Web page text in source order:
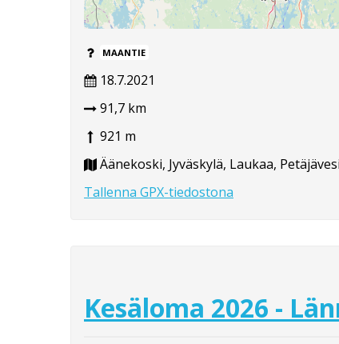
MAANTIE
18.7.2021
91,7 km
921 m
Äänekoski, Jyväskylä, Laukaa,
Tallenna GPX-tiedostona
Kesäloma 2026 -